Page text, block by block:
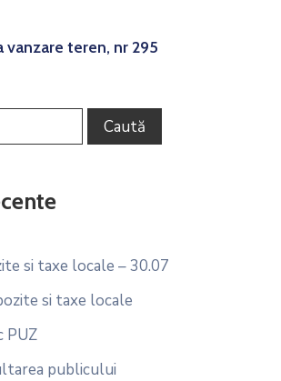
vanzare teren, nr 295
si taxe locale – 30.07
si taxe locale
PUZ
publicului